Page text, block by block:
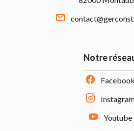
Notre
Facebook
Youtube